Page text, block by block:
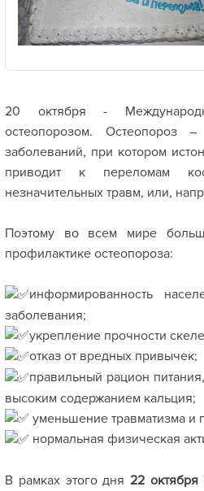
20 октября -
остеопорозом. Остеопороз
заболеваний, при котором
приводит к переломам
незначительных травм, или,
Поэтому во всем мире
профилактике остеопороза:
информированность
заболевания;
укрепление прочности
отказ от вредных привычек;
правильный рацион
высоким содержанием кальция;
уменьшение травматизма и
нормальная физическая
В рамках этого дня22 октября